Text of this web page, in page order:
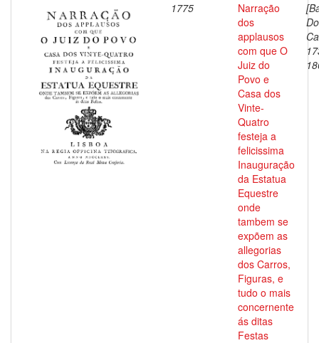
1775
Narração
dos
applausos
com que O
Juiz do
Povo e
Casa dos
Vinte-
Quatro
festeja a
felicissima
Inauguração
da Estatua
Equestre
onde
tambem se
expõem as
allegorias
dos Carros,
Figuras, e
tudo o mais
concernente
ás ditas
Festas